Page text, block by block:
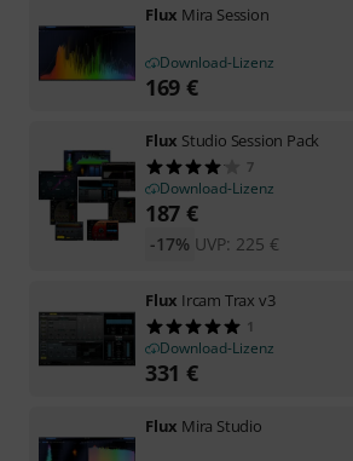
Flux Mira Session
Download-Lizenz
169 €
Flux Studio Session Pack
7
Download-Lizenz
187 €
UVP: 225 €
-17%
Flux Ircam Trax v3
1
Download-Lizenz
331 €
Flux Mira Studio